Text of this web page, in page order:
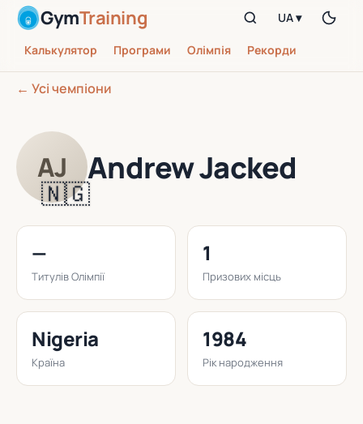
GymTraining
Калькулятор Програми Олімпія Рекорди
UA ▾
← Усі чемпіони
AJ
🇳🇬
Andrew Jacked
—
Титулів Олімпії
1
Призових місць
Nigeria
Країна
1984
Рік народження